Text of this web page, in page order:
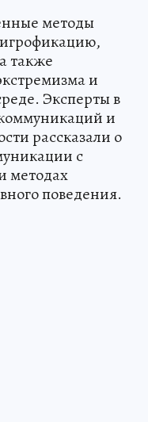
методы
также
и
Эксперты в
и
рассказали о
с
методах
поведения.